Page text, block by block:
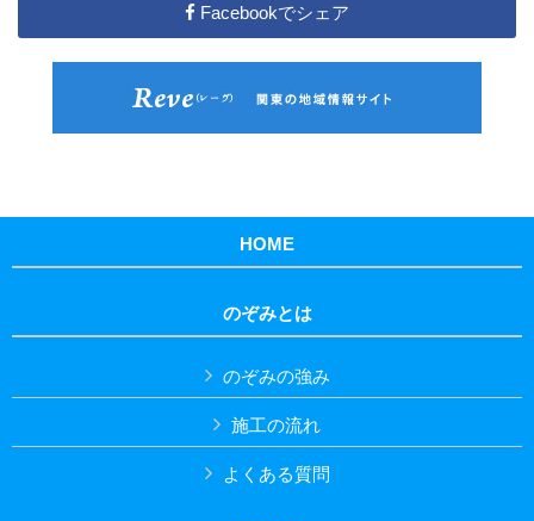
Facebookでシェア
HOME
のぞみとは
のぞみの強み
施工の流れ
よくある質問